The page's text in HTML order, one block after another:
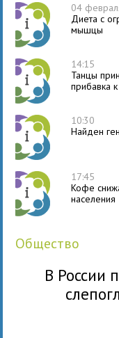
04
Диета с
мышцы
14:15
Танцы
прибавка
10:30
Найден
17:45
Кофе
населения
общество
В России